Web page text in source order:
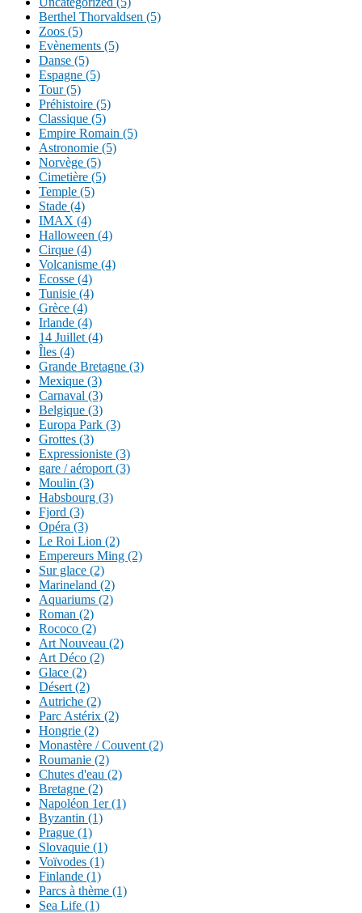
Berthel Thorvaldsen (5)
Zoos (5)
Evènements (5)
Danse (5)
Espagne (5)
Tour (5)
Préhistoire (5)
Classique (5)
Empire Romain (5)
Astronomie (5)
Norvège (5)
Cimetière (5)
Temple (5)
Stade (4)
IMAX (4)
Halloween (4)
Cirque (4)
Volcanisme (4)
Ecosse (4)
Tunisie (4)
Grèce (4)
Irlande (4)
14 Juillet (4)
Îles (4)
Grande Bretagne (3)
Mexique (3)
Carnaval (3)
Belgique (3)
Europa Park (3)
Grottes (3)
Expressioniste (3)
gare / aéroport (3)
Moulin (3)
Habsbourg (3)
Fjord (3)
Opéra (3)
Le Roi Lion (2)
Empereurs Ming (2)
Sur glace (2)
Marineland (2)
Aquariums (2)
Roman (2)
Rococo (2)
Art Nouveau (2)
Art Déco (2)
Glace (2)
Désert (2)
Autriche (2)
Parc Astérix (2)
Hongrie (2)
Monastère / Couvent (2)
Roumanie (2)
Chutes d'eau (2)
Bretagne (2)
Napoléon 1er (1)
Byzantin (1)
Prague (1)
Slovaquie (1)
Voïvodes (1)
Finlande (1)
Parcs à thème (1)
Sea Life (1)